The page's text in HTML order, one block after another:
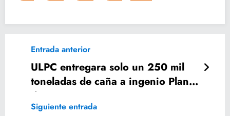
Entrada anterior
ULPC entregara solo un 250 mil
toneladas de caña a ingenio Plan
de San Luis
Siguiente entrada